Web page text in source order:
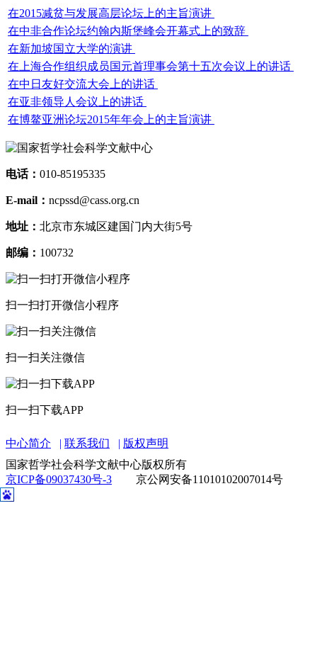
在2015减贫与发展高层论坛上的主旨演讲
在中非合作论坛约翰内斯堡峰会开幕式上的致辞
在新加坡国立大学的演讲
在上海合作组织成员国元首理事会第十五次会议上的讲话
在中日友好交流大会上的讲话
在亚非领导人会议上的讲话
在博鳌亚洲论坛2015年年会上的主旨演讲
电话： 010-85195335
E-mail： ncpssd@cass.org.cn
地址： 北京市东城区建国门内大街5号
邮编： 100732
扫一扫打开微信小程序
扫一扫关注微信
扫一扫下载APP
中心简介 联系我们
版权声明
国家哲学社会科学文献中心版权所有
京ICP备09037430号-3
京公网安备11010102007014号